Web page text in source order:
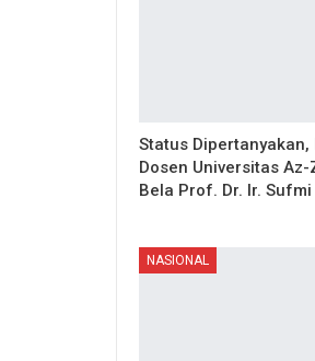
Status Dipertanyakan,
Dosen Universitas Az-
Bela Prof. Dr. Ir.
NASIONAL